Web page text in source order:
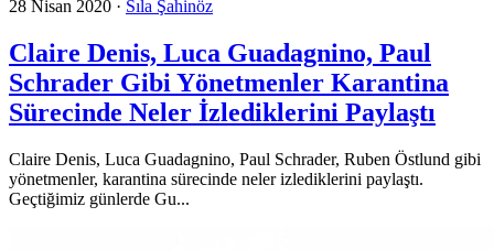
28 Nisan 2020 · Sıla Şahinöz
Claire Denis, Luca Guadagnino, Paul
Schrader Gibi Yönetmenler Karantina
Sürecinde Neler İzlediklerini Paylaştı
Claire Denis, Luca Guadagnino, Paul Schrader, Ruben Östlund gibi
yönetmenler, karantina sürecinde neler izlediklerini paylaştı.
Geçtiğimiz günlerde Gu...